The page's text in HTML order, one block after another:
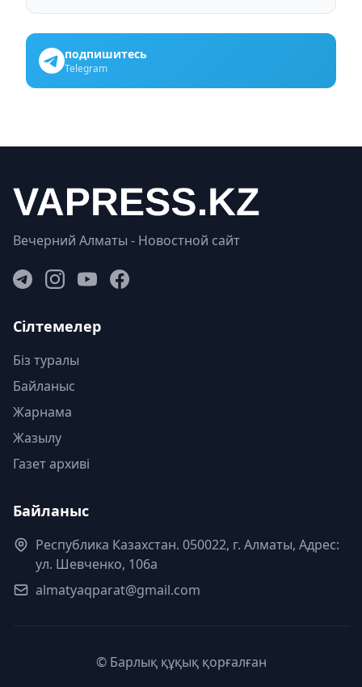
подпишитесь
Telegram
Вечерний Алматы - Новостной сайт
Сілтемелер
Біз туралы
Байланыс
Жарнама
Жазылу
Газет архиві
Байланыс
Республика Казахстан. 050022, г. Алматы, Адрес:
ул. Шевченко, 106а
almatyaqparat@gmail.com
© Барлық құқық қорғалған